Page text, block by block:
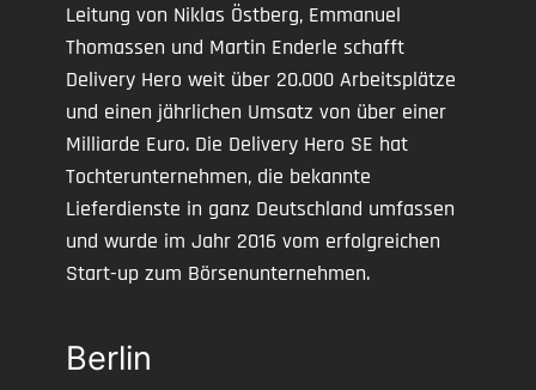
Leitung von Niklas Östberg, Emmanuel
Thomassen und Martin Enderle schafft
Delivery Hero weit über 20.000 Arbeitsplätze
und einen jährlichen Umsatz von über einer
Milliarde Euro. Die Delivery Hero SE hat
Tochterunternehmen, die bekannte
Lieferdienste in ganz Deutschland umfassen
und wurde im Jahr 2016 vom erfolgreichen
Start-up zum Börsenunternehmen.
Berlin